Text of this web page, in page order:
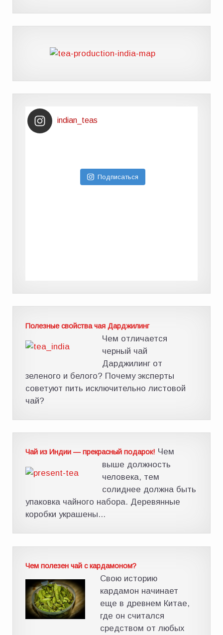
indian_teas
Подписаться
Полезные свойства чая Дарджилинг
Чем отличается
черный чай
Дарджилинг от
зеленого и белого? Почему эксперты
советуют пить исключительно листовой
чай?
Чай из Индии — прекрасный подарок! Чем
выше должность
человека, тем
солиднее должна быть
упаковка чайного набора. Деревянные
коробки украшены...
Чем полезен чай с кардамоном?
Свою историю
кардамон начинает
еще в древнем Китае,
где он считался
средством от любых